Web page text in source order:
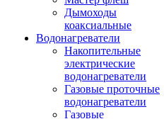
Дымоходы
коаксиальные
Водонагреватели
Накопительные
электрические
водонагреватели
Газовые проточные
водонагреватели
Газовые